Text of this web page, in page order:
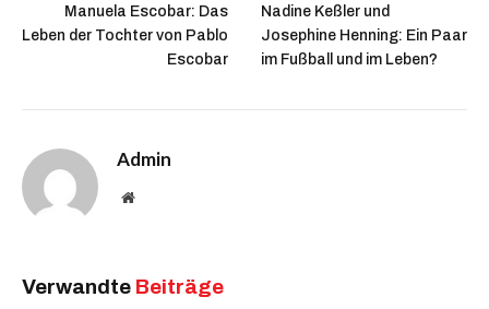
Manuela Escobar: Das
Leben der Tochter von Pablo
Escobar
Nadine Keßler und
Josephine Henning: Ein Paar
im Fußball und im Leben?
Admin
Website
Verwandte Beiträge